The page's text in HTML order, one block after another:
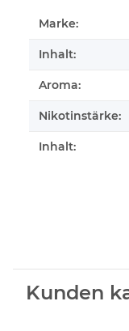
Marke:
Inhalt:
Aroma:
Nikotinstärke:
Inhalt:
Kunden